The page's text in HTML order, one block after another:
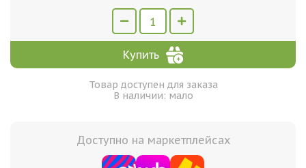
Купить
Товар доступен для заказа
В наличии: мало
Доступно на маркетплейсах